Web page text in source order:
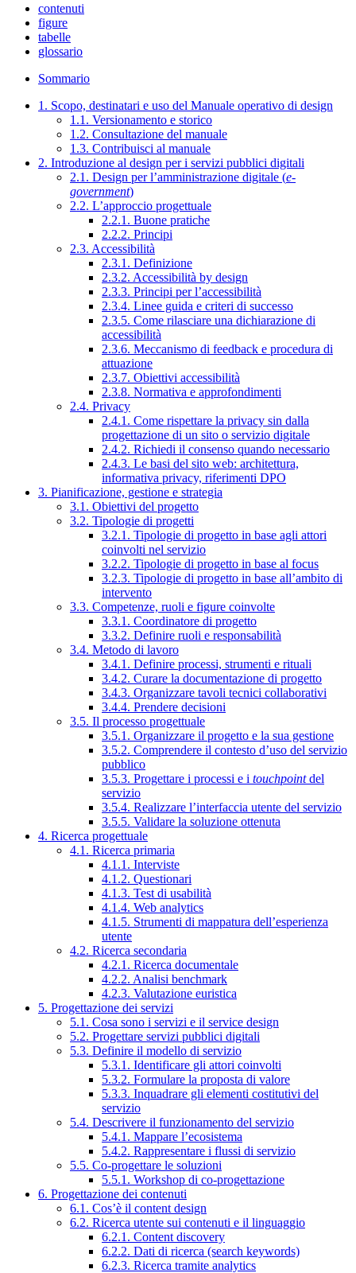
contenuti
figure
tabelle
glossario
Sommario
1. Scopo, destinatari e uso del Manuale operativo di design
1.1. Versionamento e storico
1.2. Consultazione del manuale
1.3. Contribuisci al manuale
2. Introduzione al design per i servizi pubblici digitali
2.1. Design per l’amministrazione digitale (e-
government)
2.2. L’approccio progettuale
2.2.1. Buone pratiche
2.2.2. Principi
2.3. Accessibilità
2.3.1. Definizione
2.3.2. Accessibilità by design
2.3.3. Principi per l’accessibilità
2.3.4. Linee guida e criteri di successo
2.3.5. Come rilasciare una dichiarazione di
accessibilità
2.3.6. Meccanismo di feedback e procedura di
attuazione
2.3.7. Obiettivi accessibilità
2.3.8. Normativa e approfondimenti
2.4. Privacy
2.4.1. Come rispettare la privacy sin dalla
progettazione di un sito o servizio digitale
2.4.2. Richiedi il consenso quando necessario
2.4.3. Le basi del sito web: architettura,
informativa privacy, riferimenti DPO
3. Pianificazione, gestione e strategia
3.1. Obiettivi del progetto
3.2. Tipologie di progetti
3.2.1. Tipologie di progetto in base agli attori
coinvolti nel servizio
3.2.2. Tipologie di progetto in base al focus
3.2.3. Tipologie di progetto in base all’ambito di
intervento
3.3. Competenze, ruoli e figure coinvolte
3.3.1. Coordinatore di progetto
3.3.2. Definire ruoli e responsabilità
3.4. Metodo di lavoro
3.4.1. Definire processi, strumenti e rituali
3.4.2. Curare la documentazione di progetto
3.4.3. Organizzare tavoli tecnici collaborativi
3.4.4. Prendere decisioni
3.5. Il processo progettuale
3.5.1. Organizzare il progetto e la sua gestione
3.5.2. Comprendere il contesto d’uso del servizio
pubblico
3.5.3. Progettare i processi e i touchpointdel
servizio
3.5.4. Realizzare l’interfaccia utente del servizio
3.5.5. Validare la soluzione ottenuta
4. Ricerca progettuale
4.1. Ricerca primaria
4.1.1. Interviste
4.1.2. Questionari
4.1.3. Test di usabilità
4.1.4. Web analytics
4.1.5. Strumenti di mappatura dell’esperienza
utente
4.2. Ricerca secondaria
4.2.1. Ricerca documentale
4.2.2. Analisi benchmark
4.2.3. Valutazione euristica
5. Progettazione dei servizi
5.1. Cosa sono i servizi e il service design
5.2. Progettare servizi pubblici digitali
5.3. Definire il modello di servizio
5.3.1. Identificare gli attori coinvolti
5.3.2. Formulare la proposta di valore
5.3.3. Inquadrare gli elementi costitutivi del
servizio
5.4. Descrivere il funzionamento del servizio
5.4.1. Mappare l’ecosistema
5.4.2. Rappresentare i flussi di servizio
5.5. Co-progettare le soluzioni
5.5.1. Workshop di co-progettazione
6. Progettazione dei contenuti
6.1. Cos’è il content design
6.2. Ricerca utente sui contenuti e il linguaggio
6.2.1. Content discovery
6.2.2. Dati di ricerca (search keywords)
6.2.3. Ricerca tramite analytics